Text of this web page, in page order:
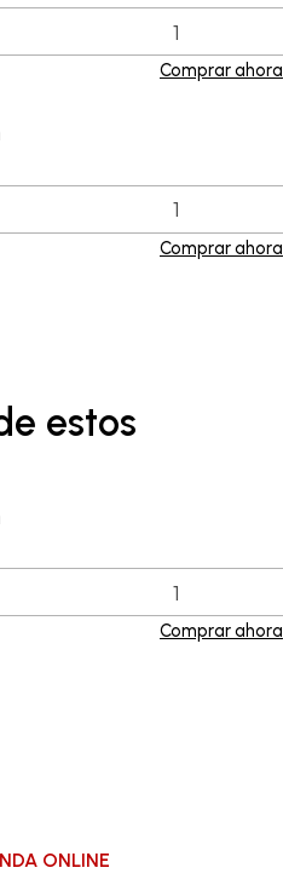
Comprar ahora
Comprar ahora
estos
Comprar ahora
ONLINE